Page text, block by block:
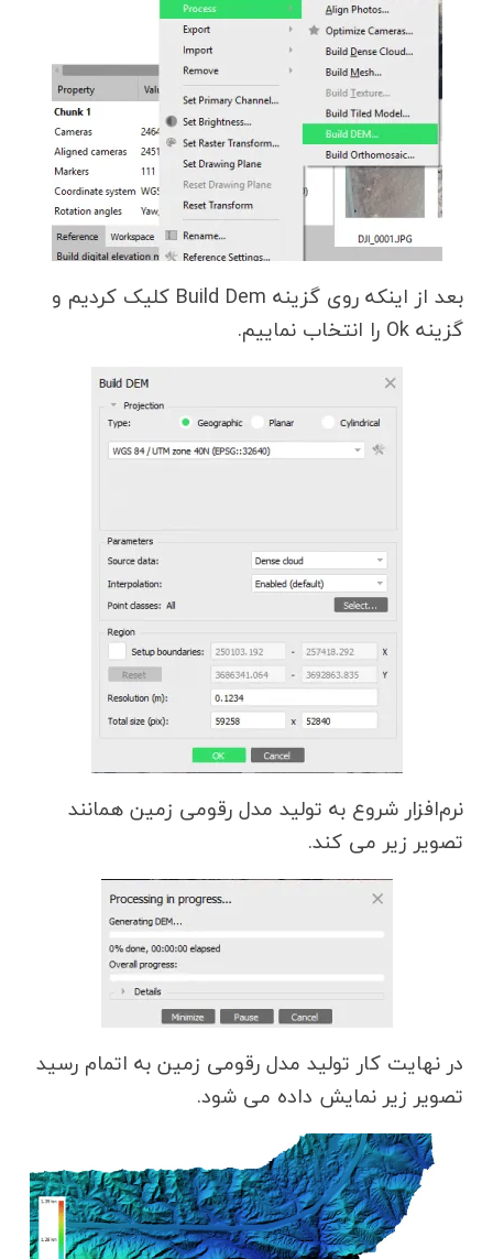
بعد از اینکه روی گزینه Build Dem کلیک کردیم و
گزینه Ok را انتخاب نماییم.
نرم‌افزار شروع به تولید مدل رقومی زمین همانند
تصویر زیر می کند.
در نهایت کار تولید مدل رقومی زمین به اتمام رسید
تصویر زیر نمایش داده می شود.